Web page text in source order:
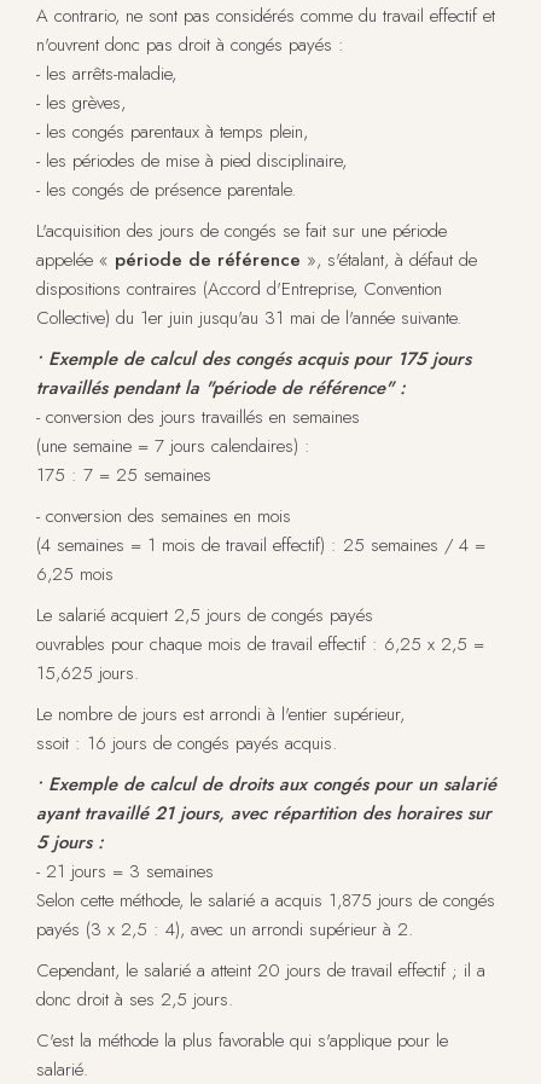
A contrario, ne sont pas considérés comme du travail effectif et
n'ouvrent donc pas droit à congés payés :
- les arrêts-maladie,
- les grèves,
- les congés parentaux à temps plein,
- les périodes de mise à pied disciplinaire,
- les congés de présence parentale.
L'acquisition des jours de congés se fait sur une période
appelée « période de référence », s'étalant, à défaut de
dispositions contraires (Accord d'Entreprise, Convention
Collective) du 1er juin jusqu'au 31 mai de l'année suivante.
• Exemple de calcul des congés acquis pour 175 jours
travaillés pendant la "période de référence" :
- conversion des jours travaillés en semaines
(une semaine = 7 jours calendaires) :
175 : 7 = 25 semaines
- conversion des semaines en mois
(4 semaines = 1 mois de travail effectif) : 25 semaines / 4 =
6,25 mois
Le salarié acquiert 2,5 jours de congés payés
ouvrables pour chaque mois de travail effectif : 6,25 x 2,5 =
15,625 jours.
Le nombre de jours est arrondi à l'entier supérieur,
ssoit : 16 jours de congés payés acquis.
• Exemple de calcul de droits aux congés pour un salarié
ayant travaillé 21 jours, avec répartition des horaires sur
5 jours :
- 21 jours = 3 semaines
Selon cette méthode, le salarié a acquis 1,875 jours de congés
payés (3 x 2,5 : 4), avec un arrondi supérieur à 2.
Cependant, le salarié a atteint 20 jours de travail effectif ; il a
donc droit à ses 2,5 jours.
C'est la méthode la plus favorable qui s'applique pour le
salarié.